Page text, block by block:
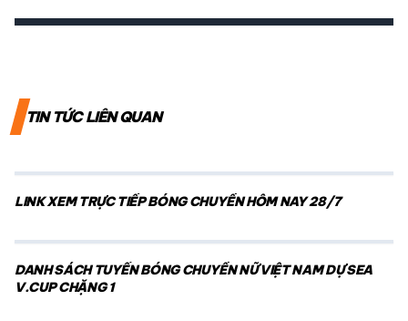
TIN TỨC LIÊN QUAN
LINK XEM TRỰC TIẾP BÓNG CHUYỀN HÔM NAY 28/7
DANH SÁCH TUYỂN BÓNG CHUYỀN NỮ VIỆT NAM DỰ SEA
V.CUP CHẶNG 1